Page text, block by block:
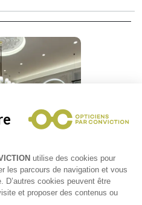
utilise des cookies pour
les parcours de navigation et vous
D’autres cookies peuvent être
et proposer des contenus ou